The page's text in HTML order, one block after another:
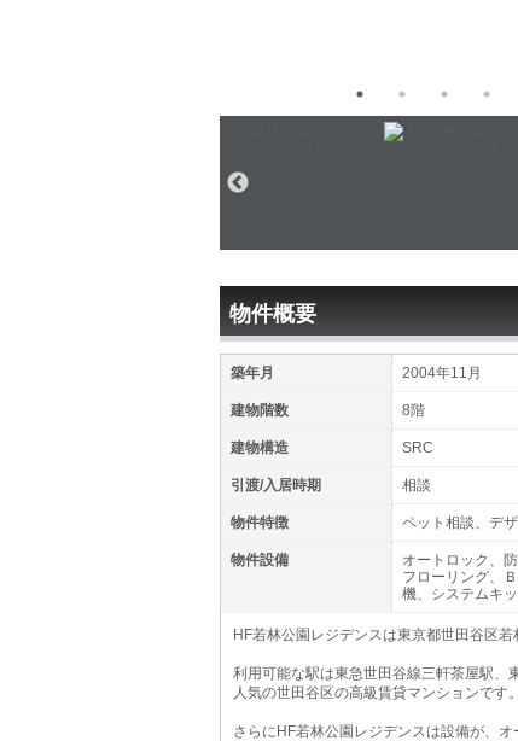
物件概要
築年月 2004年11月
建物階数 8階
建物構造 SRC
引渡/入居時期 相談
物件特徴 ペット相談、デ
物件設備
オートロック、
フローリング、
機、システムキ
HF若林公園レジデンスは東京都世田谷区
利用可能な駅は東急世田谷線三軒茶屋駅、
人気の世田谷区の高級賃貸マンションです。
さらにHF若林公園レジデンスは設備が、